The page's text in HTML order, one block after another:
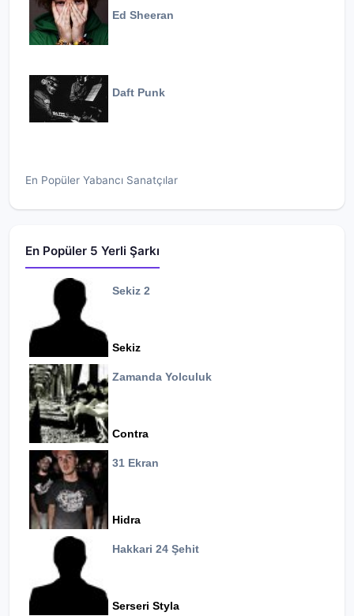
Ed Sheeran
Daft Punk
En Popüler Yabancı Sanatçılar
En Popüler 5 Yerli Şarkı
Sekiz 2
Sekiz
Zamanda Yolculuk
Contra
31 Ekran
Hidra
Hakkari 24 Şehit
Serseri Styla